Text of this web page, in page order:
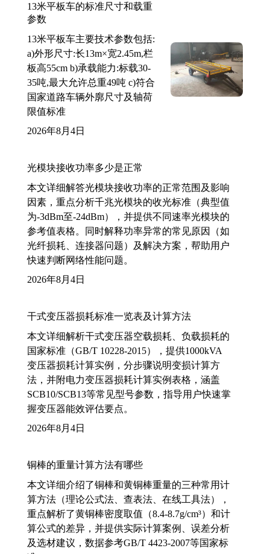
13米平板车的标准尺寸和载重
参数
13米平板车主要技术参数包括:
a)外形尺寸:长13m×宽2.45m,栏
板高55cm b)承载能力:标载30-
35吨,最大允许总重49吨 c)符合
国家道路车辆外廓尺寸及轴荷
限值标准
2026年8月4日
光模块接收功率多少是正常
本文详细解答光模块接收功率的正常范围及影响
因素，重点分析千兆光模块的收光标准（典型值
为-3dBm至-24dBm），并提供不同速率光模块的
参考值表格。同时解释功率异常的常见原因（如
光纤损耗、连接器问题）及解决方案，帮助用户
快速判断网络性能问题。
2026年8月4日
干式变压器损耗标准一览表及计算方法
本文详细解析干式变压器空载损耗、负载损耗的
国家标准（GB/T 10228-2015），提供1000kVA
变压器损耗计算实例，分步骤说明变损计算方
法，并附电力变压器损耗计算实例表格，涵盖
SCB10/SCB13等常见型号参数，指导用户快速掌
握变压器能效评估要点。
2026年8月4日
铜棒的重量计算方法有哪些
本文详细介绍了铜棒和黄铜棒重量的三种常用计
算方法（理论公式法、查表法、在线工具法），
重点解析了黄铜棒密度取值（8.4-8.7g/cm³）和计
算公式的差异，并提供实际计算案例、误差分析
及选材建议，数据参考GB/T 4423-2007等国家标